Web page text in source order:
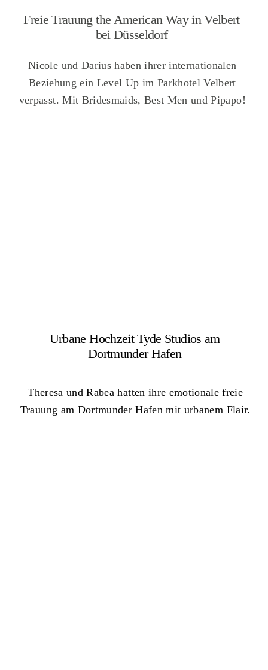
Freie Trauung the American Way in Velbert
bei Düsseldorf
Nicole und Darius haben ihrer internationalen
Beziehung ein Level Up im Parkhotel Velbert
verpasst. Mit Bridesmaids, Best Men und Pipapo!
Urbane Hochzeit Tyde Studios am
Dortmunder Hafen
Theresa und Rabea hatten ihre emotionale freie
Trauung am Dortmunder Hafen mit urbanem Flair.